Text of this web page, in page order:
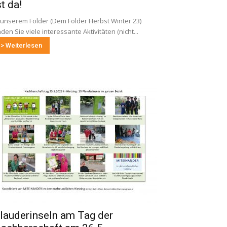
da!
Folder (Dem Folder Herbst Winter 23)
Sie viele interessante Aktivitäten (nicht...
> Weiterlesen
am Tag der